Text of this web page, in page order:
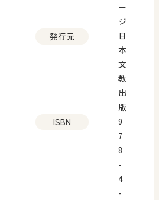
ー
ジ
発行元
日
本
文
教
出
版
ISBN
9
7
8
-
4
-